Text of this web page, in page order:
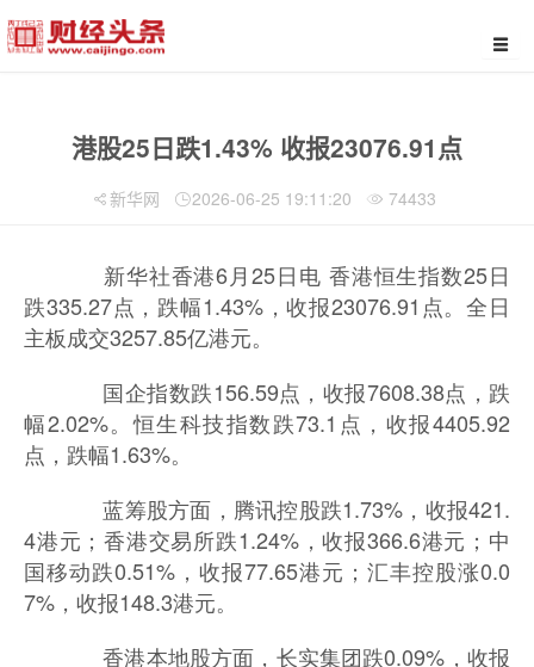
港股25日跌1.43% 收报23076.91点
新华网 2026-06-25 19:11:20 74433
新华社香港6月25日电 香港恒生指数25日
跌335.27点，跌幅1.43%，收报23076.91点。全日
主板成交3257.85亿港元。
国企指数跌156.59点，收报7608.38点，跌
幅2.02%。恒生科技指数跌73.1点，收报4405.92
点，跌幅1.63%。
蓝筹股方面，腾讯控股跌1.73%，收报421.
4港元；香港交易所跌1.24%，收报366.6港元；中
国移动跌0.51%，收报77.65港元；汇丰控股涨0.0
7%，收报148.3港元。
香港本地股方面，长实集团跌0.09%，收报